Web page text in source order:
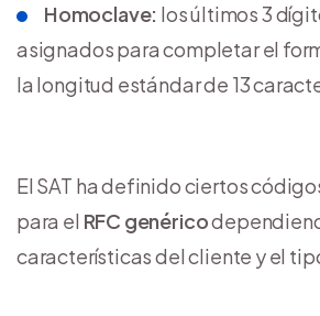
Homoclave: los últimos 3
asignados para completar el
la longitud estándar de 13
El SAT ha definido ciertos
para el RFC genérico
características del cliente y el